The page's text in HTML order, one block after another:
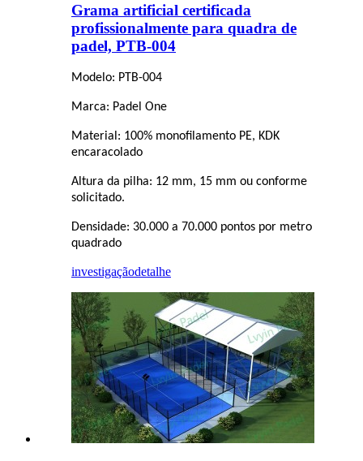
Grama artificial certificada
profissionalmente para quadra de
padel, PTB-004
Modelo: PTB-004
Marca: Padel One
Material: 100% monofilamento PE, KDK
encaracolado
Altura da pilha: 12 mm, 15 mm ou conforme
solicitado.
Densidade: 30.000 a 70.000 pontos por metro
quadrado
investigaçãodetalhe